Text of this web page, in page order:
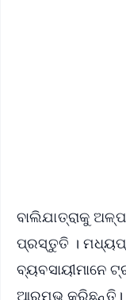
ବାଲିଯାତ୍ରାକୁ
ପ୍ରସ୍ତୁତି ।
ବ୍ୟବସାୟୀମାନେ
ଆରମ୍ଭ କରିଛନ୍ତି।